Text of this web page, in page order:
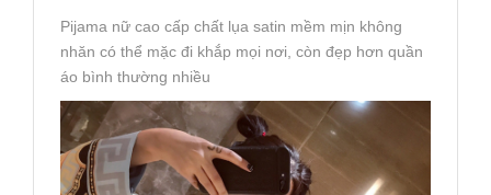
Pijama nữ cao cấp chất lụa satin mềm mịn không
nhăn có thể mặc đi khắp mọi nơi, còn đẹp hơn quần
áo bình thường nhiều